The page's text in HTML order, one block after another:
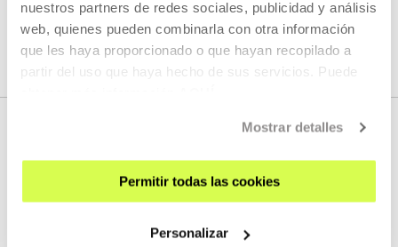
nuestros partners de redes sociales, publicidad y análisis
web, quienes pueden combinarla con otra información
que les haya proporcionado o que hayan recopilado a
partir del uso que haya hecho de sus servicios. Puede
Mostrar detalles
Permitir todas las cookies
Personalizar
Ez dugu streaming berririk programatuta
IKUSI PROGRAMAZIO OSOA